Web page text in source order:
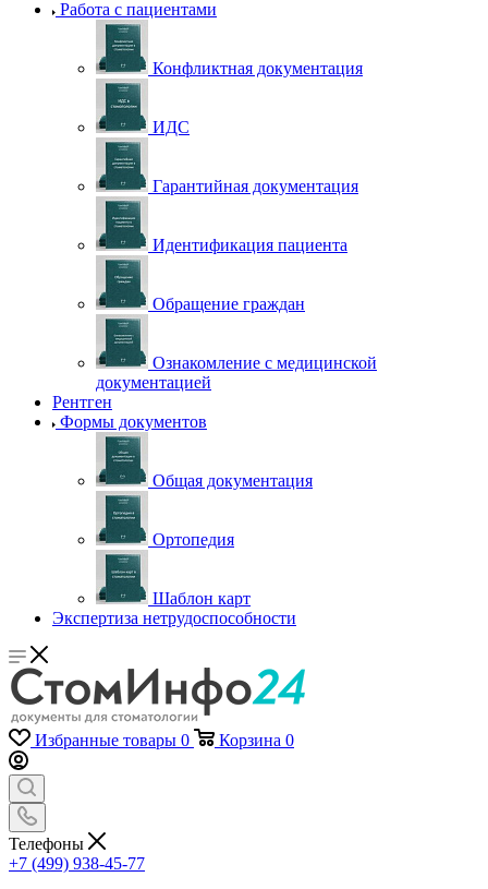
Работа с пациентами
Конфликтная документация
ИДС
Гарантийная документация
Идентификация пациента
Обращение граждан
Ознакомление с медицинской
документацией
Рентген
Формы документов
Общая документация
Ортопедия
Шаблон карт
Экспертиза нетрудоспособности
Избранные товары 0 Корзина 0
Телефоны
+7 (499) 938-45-77